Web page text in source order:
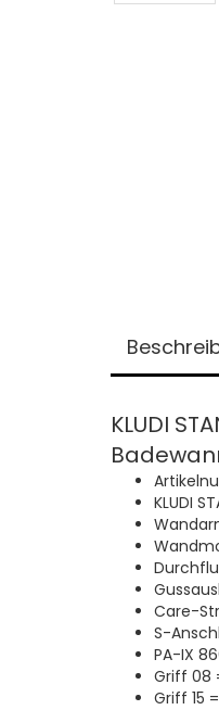
KLUDI
KLUDI
Care-
S-
PA-IX
Griff 08
Griff 15